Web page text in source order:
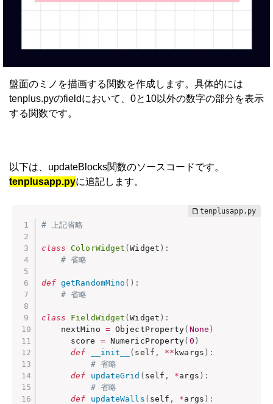
盤面のミノを描画する関数を作成します。具体的には
tenplus.pyのfieldにおいて、0と10以外の数字の部分を表示
する関数です。
以下は、updateBlocks関数のソースコードです。
tenplusapp.pyに追記します。
# 上記省略
class ColorWidget (Widget ) :
# 省略
def getRandomMino ( ) :
# 省略
class FieldWidget (Widget ) :
    nextMino
= ObjectProperty( None )
      score
= NumericProperty( 0 )
def
__init__ ( self , ** kwargs ) :
# 省略
def
updateGrid ( self , *args ) :
# 省略
def
updateWalls ( self , *args ) :